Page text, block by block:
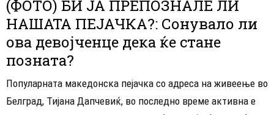
(ФОТО) БИ ЈА ПРЕПОЗНАЛЕ ЛИ
НАШАТА ПЕЈАЧКА?: Сонувало ли
ова девојченце дека ќе стане
позната?
Популарната македонска пејачка со адреса на живеење во
Белград, Тијана Дапчевиќ, во последно време активна е